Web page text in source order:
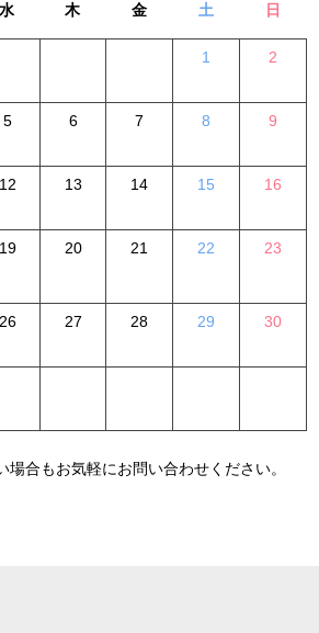
水 木 金 土 日
1 2
5 6 7 8 9
12 13 14 15 16
19 20 21 22 23
26 27 28 29 30
場合もお気軽にお問い合わせください。